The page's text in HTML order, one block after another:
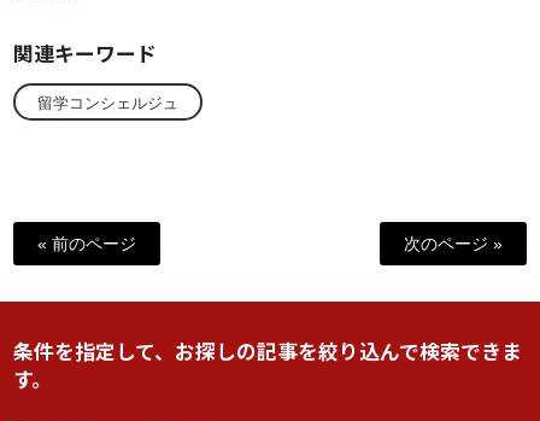
関連キーワード
留学コンシェルジュ
« 前のページ 次のページ »
条件を指定して、お探しの記事を絞り込んで検索できま
す。